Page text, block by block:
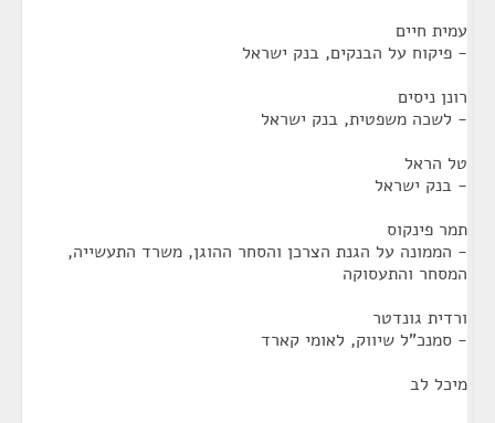
עמית חיים
- פיקוח על הבנקים, בנק ישראל
רונן ניסים
- לשכה משפטית, בנק ישראל
טל הראל
- בנק ישראל
תמר פינקוס
- הממונה על הגנת הצרכן והסחר ההוגן, משרד התעשייה,
המסחר והתעסוקה
ורדית גונדטר
- סמנכ"ל שיווק, לאומי קארד
מיכל לב